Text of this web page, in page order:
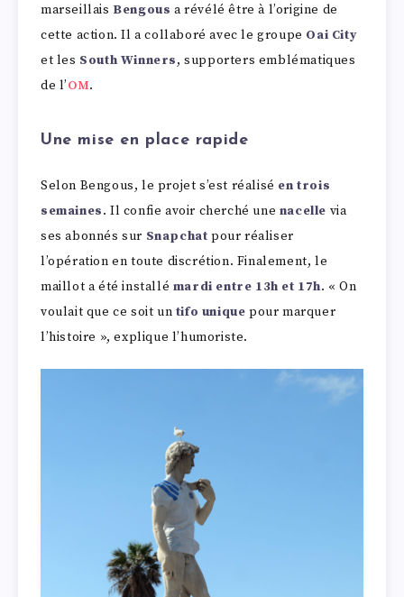
marseillais Bengous a révélé être à l’origine de
cette action. Il a collaboré avec le groupe Oai City
et les South Winners, supporters emblématiques
de l’OM.
Une mise en place rapide
Selon Bengous, le projet s’est réalisé en trois
semaines. Il confie avoir cherché une nacelle via
ses abonnés sur Snapchat pour réaliser
l’opération en toute discrétion. Finalement, le
maillot a été installé mardi entre 13h et 17h. « On
voulait que ce soit un tifo unique pour marquer
l’histoire », explique l’humoriste.